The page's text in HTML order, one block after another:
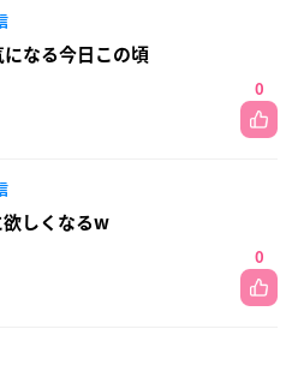
なる今日この頃
0
欲しくなるw
0